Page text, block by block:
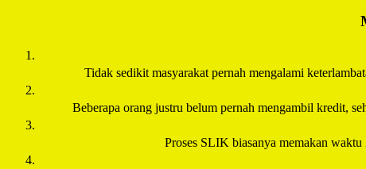
Tidak sedikit masyarakat pernah mengalami
Beberapa orang justru belum pernah mengambil kredit,
Proses SLIK biasanya memakan waktu